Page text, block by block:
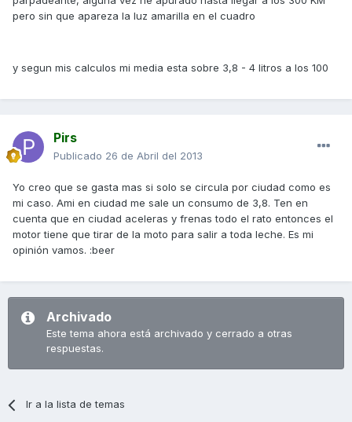
pero sin que apareza la luz amarilla en el cuadro
y segun mis calculos mi media esta sobre 3,8 - 4 litros a los 100
Pirs
Publicado 26 de Abril del 2013
Yo creo que se gasta mas si solo se circula por ciudad como es
mi caso. Ami en ciudad me sale un consumo de 3,8. Ten en
cuenta que en ciudad aceleras y frenas todo el rato entonces el
motor tiene que tirar de la moto para salir a toda leche. Es mi
opinión vamos. :beer
Archivado
Este tema ahora está archivado y cerrado a otras
respuestas.
Ir a la lista de temas